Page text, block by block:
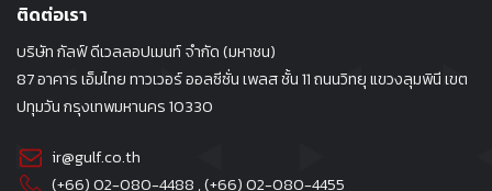
ติดต่อเรา
บริษัท กัลฟ์ ดีเวลลอปเมนท์ จำกัด (มหาชน)
87 อาคาร เอ็มไทย ทาวเวอร์ ออลซีซั่น เพลส ชั้น 11 ถนนวิทยุ แขวงลุมพินี เขต
ปทุมวัน กรุงเทพมหานคร 10330
ir@gulf.co.th
(+66) 02-080-4488 , (+66)02-080-4455